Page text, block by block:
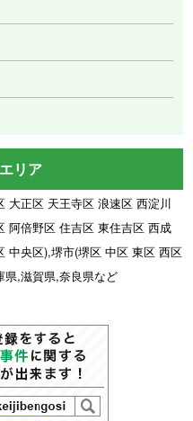
リア
大正区 天王寺区 浪速区 西淀川
阿倍野区 住吉区 東住吉区 西成
中央区),堺市(堺区 中区 東区 西区
県,滋賀県,奈良県など